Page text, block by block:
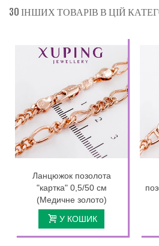
30 ІНШИХ ТОВАРІВ В ЦІЙ
Ланцюжок позолота
"картка" 0,5/50 см
(Медичне золото)
У КОШИК